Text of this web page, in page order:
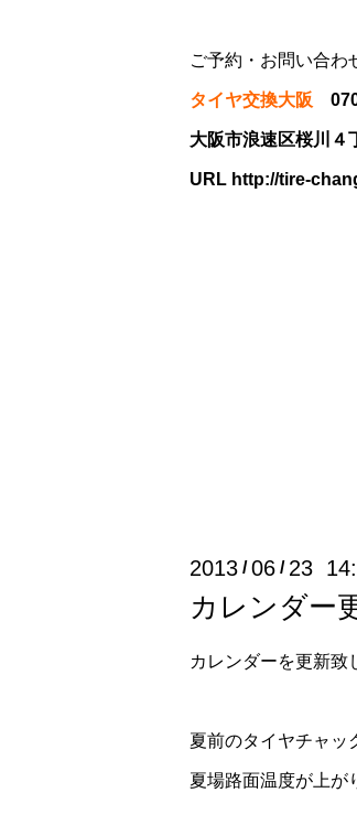
ご予約・お問い合わ
タイヤ交換大阪
大阪市浪速区桜川４
URL http://tire-
2013 /06 / 23
カレンダー
カレンダーを更新致
夏前のタイヤチャッ
夏場路面温度が上が